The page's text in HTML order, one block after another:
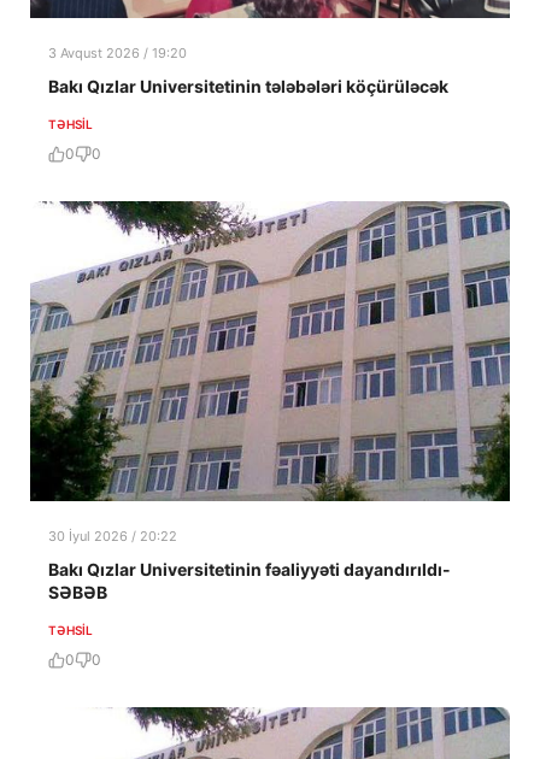
3 Avqust 2026 / 19:20
Bakı Qızlar Universitetinin tələbələri köçürüləcək
TƏHSIL
0 0
30 İyul 2026 / 20:22
Bakı Qızlar Universitetinin fəaliyyəti dayandırıldı-
SƏBƏB
TƏHSIL
0 0